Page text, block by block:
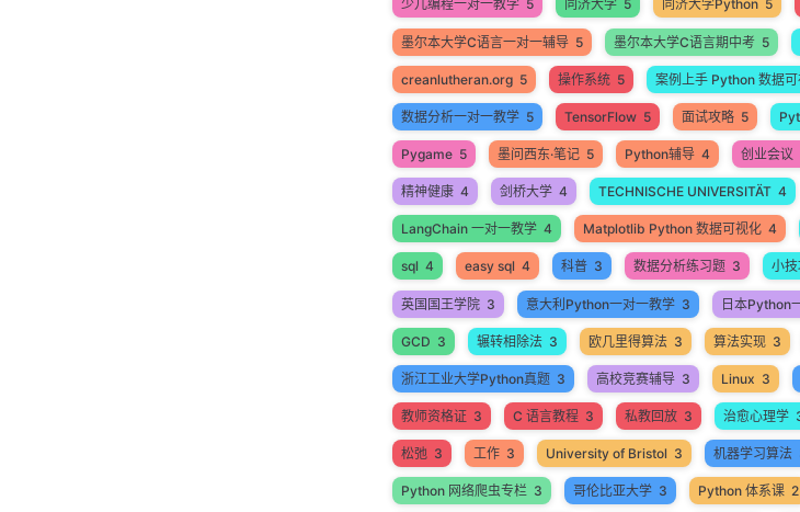
少儿编程一对一教学 5 同济大学 5 同济大学Python 5
墨尔本大学C语言一对一辅导 5 墨尔本大学C语言期中考 5
creanlutheran.org 5 操作系统 5 案例上手 Python 数据
数据分析一对一教学 5 TensorFlow 5 面试攻略 5
Pygame 5 墨问西东·笔记 5 Python辅导 4 创业会议
精神健康 4 剑桥大学 4 TECHNISCHE UNIVERSITÄT 4
LangChain 一对一教学 4 Matplotlib Python 数据可视化 4
sql 4 easy sql 4 科普 3 数据分析练习题 3 小
英国国王学院 3 意大利Python一对一教学 3 日本Python
GCD 3 辗转相除法 3 欧几里得算法 3 算法实现 3
浙江工业大学Python真题 3 高校竞赛辅导 3 Linux 3
教师资格证 3 C 语言教程 3 私教回放 3 治愈心理学
松弛 3 工作 3 University of Bristol 3 机器学习算法
Python 网络爬虫专栏 3 哥伦比亚大学 3 Python 体系课 2